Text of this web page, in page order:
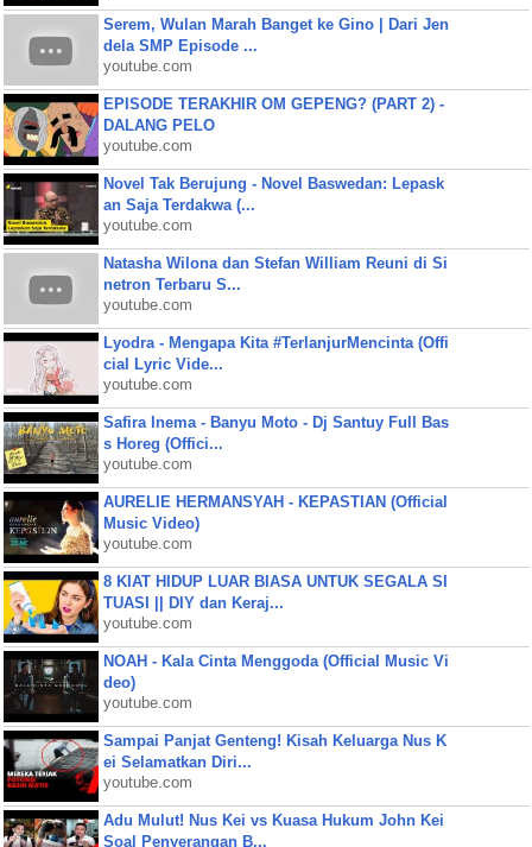
Serem, Wulan Marah Banget ke Gino | Dari Jen
dela SMP Episode ...
youtube.com
EPISODE TERAKHIR OM GEPENG? (PART 2) -
DALANG PELO
youtube.com
Novel Tak Berujung - Novel Baswedan: Lepask
an Saja Terdakwa (...
youtube.com
Natasha Wilona dan Stefan William Reuni di Si
netron Terbaru S...
youtube.com
Lyodra - Mengapa Kita #TerlanjurMencinta (Offi
cial Lyric Vide...
youtube.com
Safira Inema - Banyu Moto - Dj Santuy Full Bas
s Horeg (Offici...
youtube.com
AURELIE HERMANSYAH - KEPASTIAN (Official
Music Video)
youtube.com
8 KIAT HIDUP LUAR BIASA UNTUK SEGALA SI
TUASI || DIY dan Keraj...
youtube.com
NOAH - Kala Cinta Menggoda (Official Music Vi
deo)
youtube.com
Sampai Panjat Genteng! Kisah Keluarga Nus K
ei Selamatkan Diri...
youtube.com
Adu Mulut! Nus Kei vs Kuasa Hukum John Kei
Soal Penyerangan B...